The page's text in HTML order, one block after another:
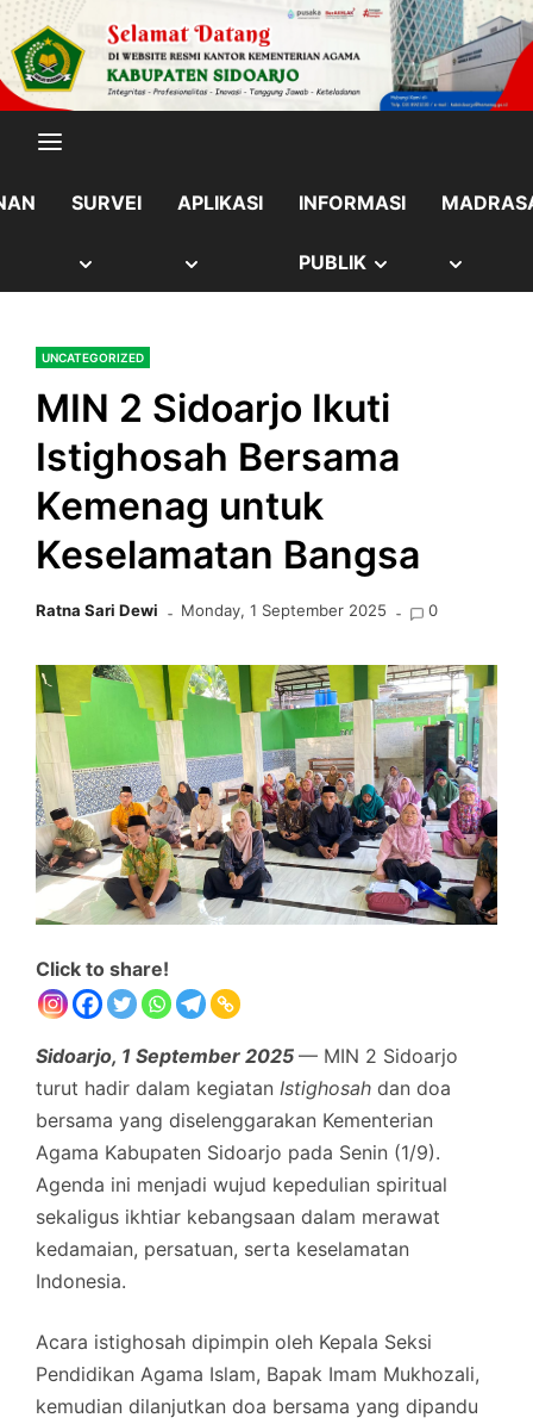
content
Skip
to
content
SURVEI APLIKASI INFORMASI
PUBLIK SHOW
UNCATEGORIZED
MIN 2 Sidoarjo Ikuti
Istighosah Bersama
Kemenag untuk
Keselamatan Bangsa
Ratna Sari Dewi Monday, 1 September 2025 0
Click to share!
Sidoarjo, 1 September 2025 — MIN 2 Sidoarjo
turut hadir dalam kegiatan Istighosah dan doa
bersama yang diselenggarakan Kementerian
Agama Kabupaten Sidoarjo pada Senin (1/9).
Agenda ini menjadi wujud kepedulian spiritual
sekaligus ikhtiar kebangsaan dalam merawat
kedamaian, persatuan, serta keselamatan
Indonesia.
Acara istighosah dipimpin oleh Kepala Seksi
Pendidikan Agama Islam, Bapak Imam Mukhozali,
kemudian dilanjutkan doa bersama yang dipandu